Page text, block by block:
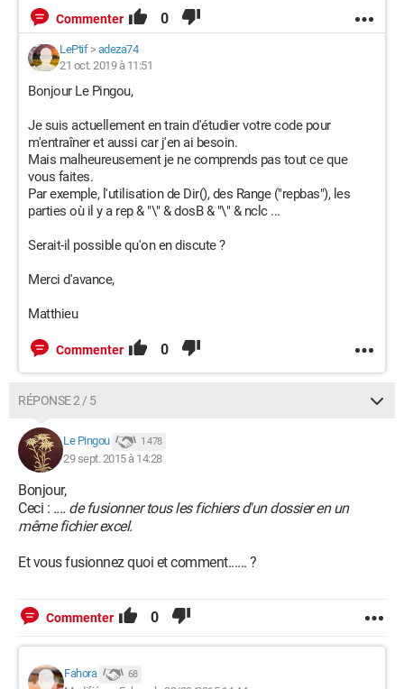
Commenter 0
LePtif> adeza74
21 oct. 2019 à 11:51
Bonjour Le Pingou,
Je suis actuellement en train d'étudier votre code pour
m'entraîner et aussi car j'en ai besoin.
Mais malheureusement je ne comprends pas tout ce que
vous faites.
Par exemple, l'utilisation de Dir(), des Range ("repbas"), les
parties où il y a rep & "\" & dosB & "\" & nclc ...
Serait-il possible qu'on en discute ?
Merci d'avance,
Matthieu
Commenter 0
RÉPONSE 2 / 5
Le Pingou 1 478
29 sept. 2015 à 14:28
Bonjour,
Ceci : .... de fusionner tous les fichiers d'un dossier en un
même fichier excel.
Et vous fusionnez quoi et comment...... ?
Commenter 0
Fahora 68